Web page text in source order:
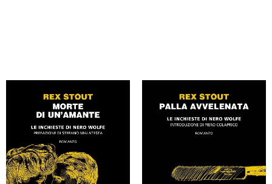
Stout, Rex
Morte di un'amante. Le inchieste
di Nero Wolfe